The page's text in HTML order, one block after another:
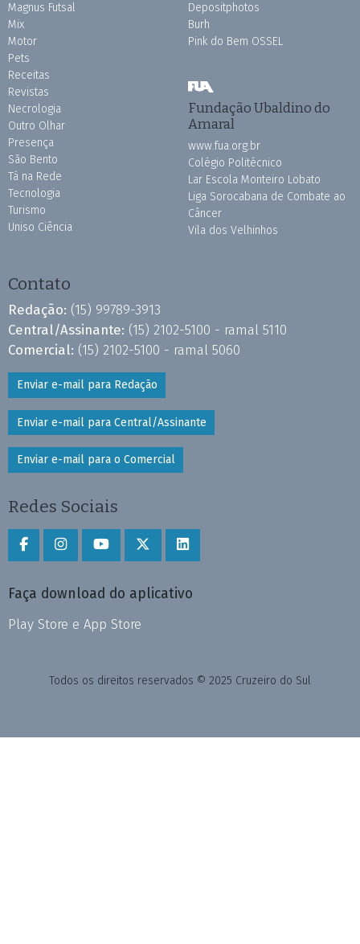
Magnus Futsal
Mix
Motor
Pets
Receitas
Revistas
Necrologia
Outro Olhar
Presença
São Bento
Tá na Rede
Tecnologia
Turismo
Uniso Ciência
Depositphotos
Burh
Pink do Bem OSSEL
Fundação Ubaldino do
Amaral
www.fua.org.br
Colégio Politécnico
Lar Escola Monteiro Lobato
Liga Sorocabana de Combate ao
Câncer
Vila dos Velhinhos
Contato
Redação: (15) 99789-3913
Central/Assinante: (15) 2102-5100 - ramal 5110
Comercial: (15) 2102-5100 - ramal 5060
Enviar e-mail para Redação
Enviar e-mail para Central/Assinante
Enviar e-mail para o Comercial
Redes Sociais
Faça download do aplicativo
Play Store e App Store
Todos os direitos reservados © 2025 Cruzeiro do Sul